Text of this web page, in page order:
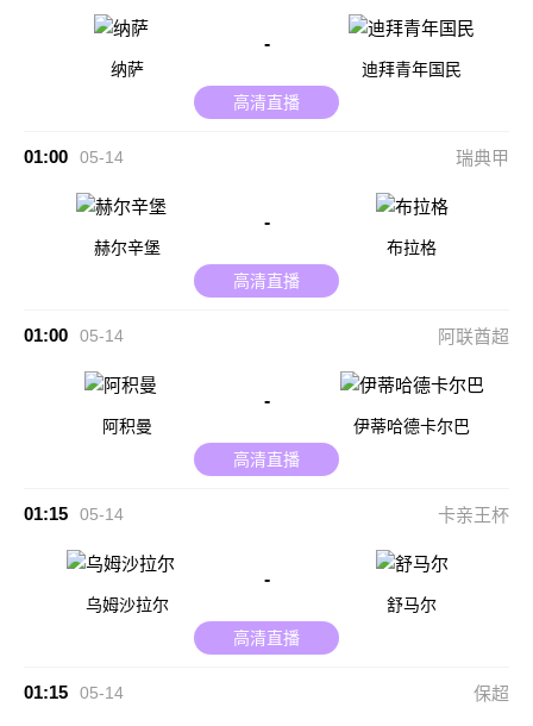
纳萨
-
迪拜青年国民
高清直播
01:00 05-14 瑞典甲
赫尔辛堡
-
布拉格
高清直播
01:00 05-14 阿联酋超
阿积曼
-
伊蒂哈德卡尔巴
高清直播
01:15 05-14 卡亲王杯
乌姆沙拉尔
-
舒马尔
高清直播
01:15 05-14 保超